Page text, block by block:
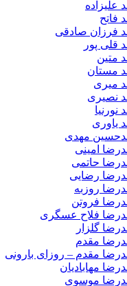
علیزاده
فاتح
فرزان صادقی
قلی پور
متین
مستان
میری
نصیری
نورنیا
یاوری
مهدی
امینی
حاتمی
رضایی
روزبه
فروتن
فلاح عسگری
گلزار
مقدم
مقدم – روزای بارونی
مهابادیان
موسوی